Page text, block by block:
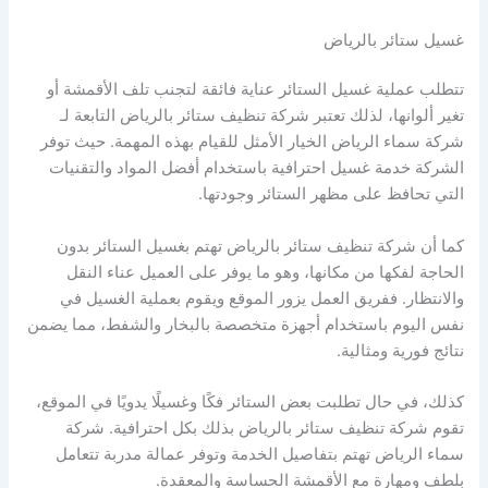
غسيل ستائر بالرياض
تتطلب عملية غسيل الستائر عناية فائقة لتجنب تلف الأقمشة أو
تغير ألوانها، لذلك تعتبر شركة تنظيف ستائر بالرياض التابعة لـ
شركة سماء الرياض الخيار الأمثل للقيام بهذه المهمة. حيث توفر
الشركة خدمة غسيل احترافية باستخدام أفضل المواد والتقنيات
التي تحافظ على مظهر الستائر وجودتها.
كما أن شركة تنظيف ستائر بالرياض تهتم بغسيل الستائر بدون
الحاجة لفكها من مكانها، وهو ما يوفر على العميل عناء النقل
والانتظار. ففريق العمل يزور الموقع ويقوم بعملية الغسيل في
نفس اليوم باستخدام أجهزة متخصصة بالبخار والشفط، مما يضمن
نتائج فورية ومثالية.
كذلك، في حال تطلبت بعض الستائر فكًا وغسيلًا يدويًا في الموقع،
تقوم شركة تنظيف ستائر بالرياض بذلك بكل احترافية. شركة
سماء الرياض تهتم بتفاصيل الخدمة وتوفر عمالة مدربة تتعامل
بلطف ومهارة مع الأقمشة الحساسة والمعقدة.